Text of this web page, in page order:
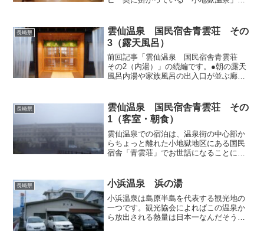
容人員が多いばかりでなく、日帰り入浴
も受け入れているため、...
長崎県
雲仙温泉 国民宿舎青雲荘 その
3（露天風呂）
前回記事「雲仙温泉 国民宿舎青雲荘
その2（内湯）」の続編です。●朝の露天
風呂内湯や家族風呂の出入口が並ぶ廊下
すが、本棟のすぐそばに隣接しており廊
下で接続されていますか...
長崎県
雲仙温泉 国民宿舎青雲荘 その
1（客室・朝食）
雲仙温泉での宿泊は、温泉街の中心部か
らちょっと離れた小地獄地区にある国民
宿舎「青雲荘」でお世話になることにし
か6,300円前後）を利用しました。温泉街
の中心部には夜でも...
長崎県 小浜温泉 浜の湯
小浜温泉は島原半島を代表する観光地の
一つです。観光協会によればこの温泉か
ら放出される熱量は日本一なんだそう